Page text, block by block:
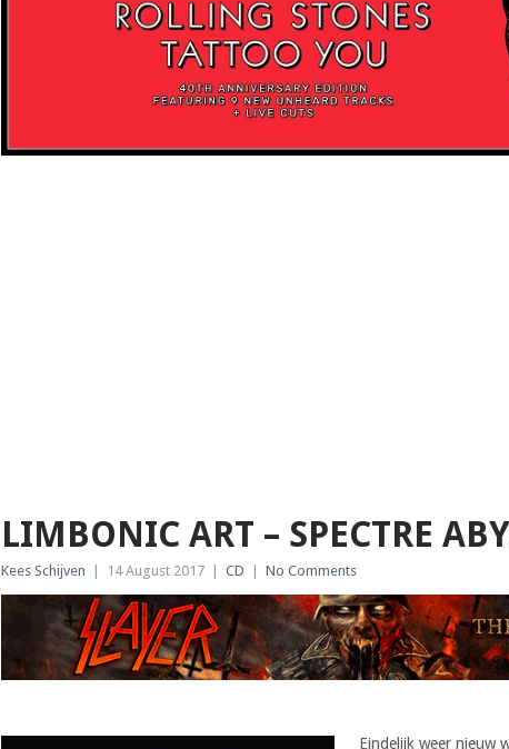
LIMBONIC ART – SPECTRE
Kees Schijven 14 August 2017 CD No Comments
Eindelijk weer nieuw